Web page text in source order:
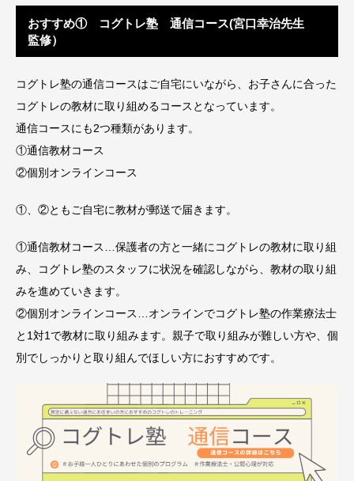
おすすめ① コグトレ塾 通信コース(宮口幸治先生
監修）
コグトレ塾の通信コースはご自宅にいながら、お子さんに合った
コグトレの教材に取り組めるコースとなっています。
通信コースにも2つ種類があります。
①通信教材コース
②個別オンラインコース
①、②ともご自宅に教材が郵送で届きます。
①通信教材コース…保護者の方と一緒にコグトレの教材に取り組
み、コグトレ塾のスタッフに状況を確認しながら、教材の取り組
みを進めていきます。
②個別オンラインコース…オンラインでコグトレ塾の作業療法士
と1対1で教材に取り組みます。親子で取り組みが難しい方や、個
別でしっかりと取り組んでほしい方におすすめです。